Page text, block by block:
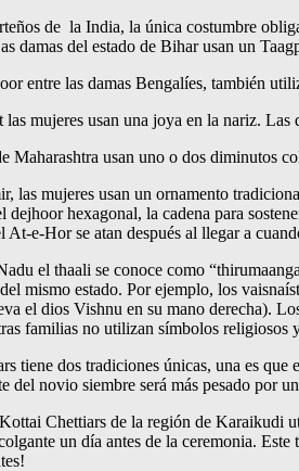
de la India, la única costumbre
damas del estado de Bihar usan un
entre las damas Bengalíes, también
las mujeres usan una joya en la nariz.
Maharashtra usan uno o dos diminutos
las mujeres usan un ornamento
dejhoor hexagonal, la cadena para
e-Hor se atan después al llegar a
el thaali se conoce como
mismo estado. Por ejemplo, los
el dios Vishnu en su mano derecha).
familias no utilizan símbolos religiosos
tiene dos tradiciones únicas, una es
del novio siembre será más pesado por
Chettiars de la región de Karaikudi
un día antes de la ceremonia.